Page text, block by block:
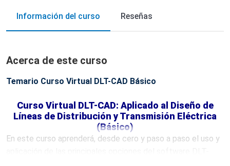
Información del curso Reseñas
Acerca de este curso
Temario Curso Virtual DLT-CAD Básico
Curso Virtual DLT-CAD: Aplicado al Diseño de
Líneas de Distribución y Transmisión Eléctrica
(Básico)
En este curso aprenderá, desde cero y paso a paso el uso y